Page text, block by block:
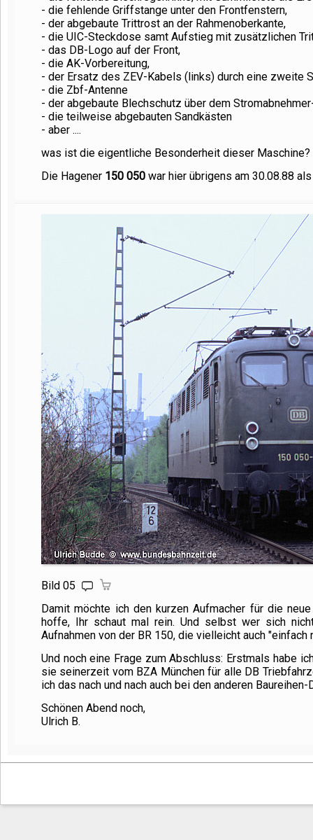
- die fehlende Griffstange unter den Frontfenstern,
- der abgebaute Trittrost an der Rahmenoberkante,
- die UIC-Steckdose samt Aufstieg mit zusätzlichen
- das DB-Logo auf der Front,
- die AK-Vorbereitung,
- der Ersatz des ZEV-Kabels (links) durch eine zweite
- die Zbf-Antenne
- der abgebaute Blechschutz über dem
- die teilweise abgebauten Sandkästen
- aber ....
was ist die eigentliche Besonderheit dieser
Die Hagener 150 050 war hier übrigens am 30.08.88
Bild 05
Damit möchte ich den kurzen Aufmacher für die
hoffe, Ihr schaut mal rein. Und selbst wer sich
Aufnahmen von der BR 150, die vielleicht auch "einfach
Und noch eine Frage zum Abschluss: Erstmals habe
sie seinerzeit vom BZA München für alle DB
ich das nach und nach auch bei den anderen
Schönen Abend noch,
Ulrich B.